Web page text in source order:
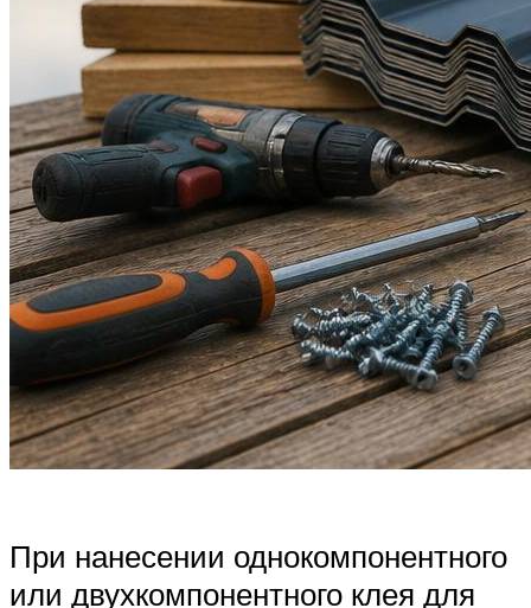
При нанесении однокомпонентного
или двухкомпонентного клея для